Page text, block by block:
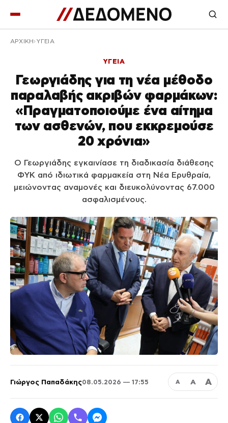
ΑΡΧΙΚΉ ΥΓΕΙΑ
ΥΓΕΙΑ
Γεωργιάδης για τη νέα μέθοδο
παραλαβής ακριβών φαρμάκων:
«Πραγματοποιούμε ένα αίτημα
των ασθενών, που εκκρεμούσε
20 χρόνια»
Ο Γεωργιάδης εγκαινίασε τη διαδικασία διάθεσης
ΦΥΚ από ιδιωτικά φαρμακεία στη Νέα Ερυθραία,
μειώνοντας αναμονές και διευκολύνοντας 67.000
ασφαλισμένους.
Γιώργος Παπαδάκης08.05.2026 — 17:55 Α Α Α